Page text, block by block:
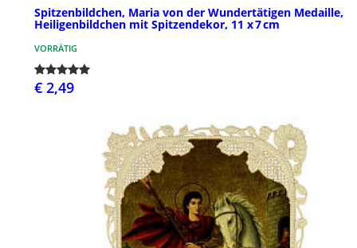
Spitzenbildchen, Maria von der Wundertätigen Medaille,
Heiligenbildchen mit Spitzendekor, 11 x 7 cm
VORRÄTIG
€ 2,49